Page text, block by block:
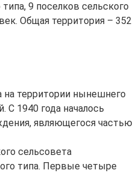
9 поселков сельского
Общая территория – 352
на территории нынешнего
С 1940 года началось
являющегося частью
сельсовета
типа. Первые четыре